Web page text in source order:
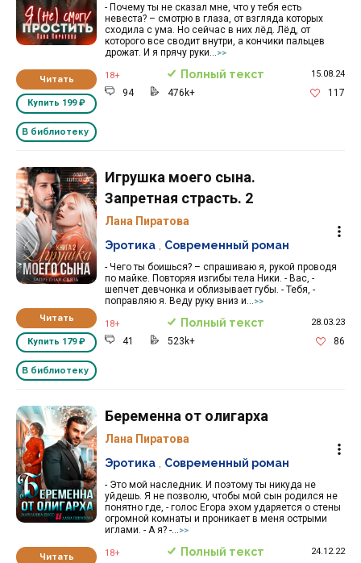
Читать
Купить 199 ₽
В библиотеку
- Почему ты не сказал мне, что у тебя есть
невеста? – смотрю в глаза, от взгляда которых
сходила с ума. Но сейчас в них лёд. Лёд, от
которого все сводит внутри, а кончики пальцев
дрожат. И я прячу руки...
>>
18+ Полный текст 15.08.24
94 476k+ 117
Читать
Купить 179 ₽
В библиотеку
Игрушка моего сына.
Запретная страсть. 2
Лана Пиратова
- Чего ты боишься? – спрашиваю я, рукой проводя
по майке. Повторяя изгибы тела Ники. - Вас, -
шепчет девчонка и облизывает губы. - Тебя, -
поправляю я. Веду руку вниз и...
>>
Эротика Современный роман
18+ Полный текст 28.03.23
41 523k+ 86
Читать
Беременна от олигарха
Лана Пиратова
- Это мой наследник. И поэтому ты никуда не
уйдешь. Я не позволю, чтобы мой сын родился не
понятно где, - голос Егора эхом ударяется о стены
огромной комнаты и проникает в меня острыми
иглами. - А я? -...
>>
Эротика Современный роман
18+ Полный текст 24.12.22